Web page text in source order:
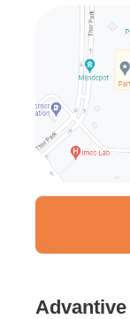
Advantive